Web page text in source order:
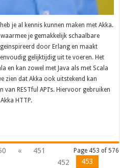
je al kennis kunnen maken met Akka.
je gemakkelijk schaalbare
door Erlang en maakt
gelijktijdig uit te voeren. Het
en kan zowel met Java als met Scala
zien dat Akka ook uitstekend kan
RESTful API’s. Hiervoor gebruiken
HTTP.
Page 453 of 576
«
451
452
453